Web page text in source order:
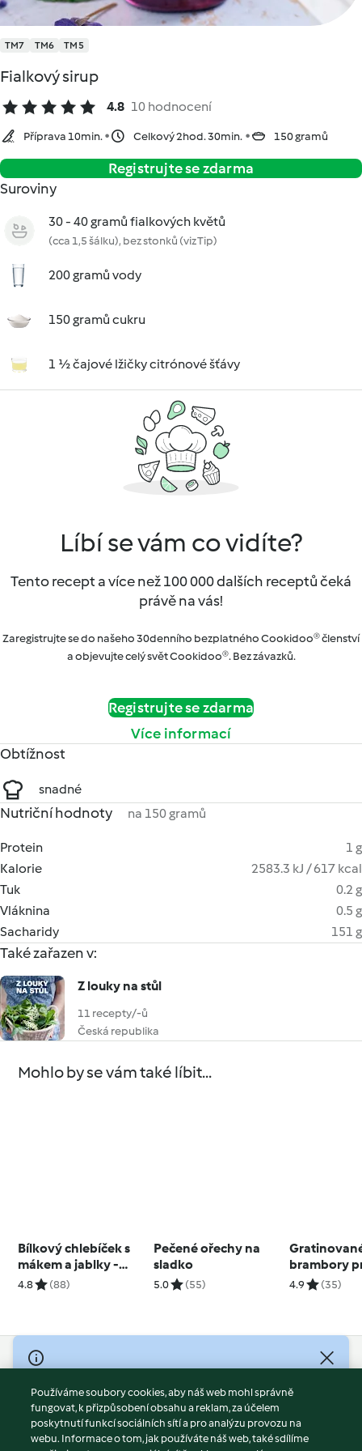
TM7 TM6 TM5
Fialkový sirup
4.8 10 hodnocení
Příprava 10min. Celkový 2hod. 30min. 150 gramů
Registrujte se zdarma
Suroviny
30 - 40 gramů fialkových květů
(cca 1,5 šálku), bez stonků (viz Tip)
200 gramů vody
150 gramů cukru
1 ½ čajové lžičky citrónové šťávy
Líbí se vám co vidíte?
Tento recept a více než 100 000 dalších receptů čeká
právě na vás!
Zaregistrujte se do našeho 30denního bezplatného Cookidoo® členství
a objevujte celý svět Cookidoo®. Bez závazků.
Registrujte se zdarma
Více informací
Obtížnost
snadné
Nutriční hodnoty na 150 gramů
Protein
1 g
Kalorie
2583.3 kJ / 617 kcal
Tuk
0.2 g
Vláknina
0.5 g
Sacharidy
151 g
Také zařazen v:
Z louky na stůl
11 recepty/-ů
Česká republika
Mohlo by se vám také líbit...
Bílkový chlebíček s
mákem a jablky -
2024
4.8 (88)
Pečené ořechy na
sladko
5.0 (55)
brambory
TM7
4.9 (35)
© Copyright 2026
Podmínky užívání
Zásady ochrany osobních údajů
Vyloučení odpovědnosti
Používáme soubory cookies, aby náš web mohl správně
fungovat, k přizpůsobení obsahu a reklam, za účelem
poskytnutí funkcí sociálních sítí a pro analýzu provozu na
webu. Informace o tom, jak používáte náš web, také sdílíme